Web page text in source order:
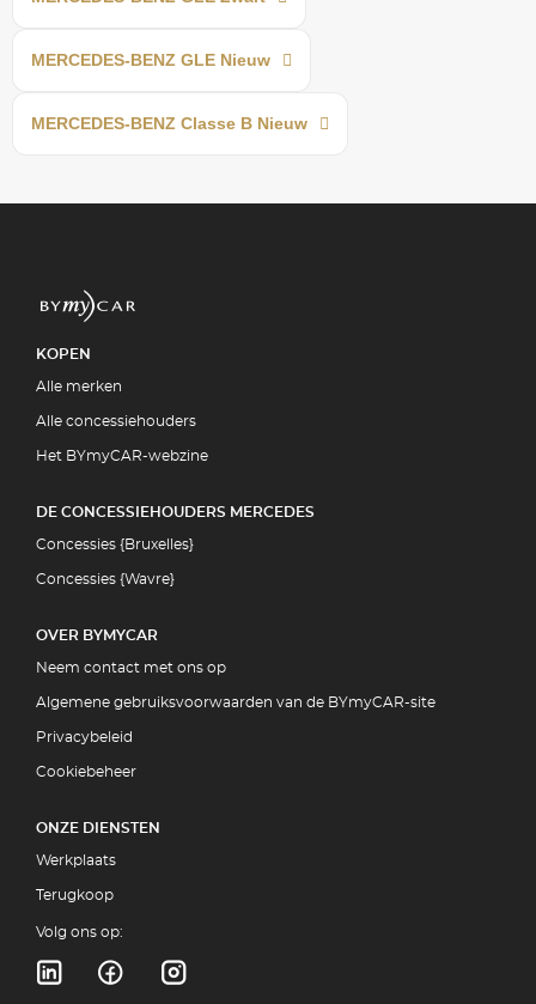
MERCEDES-BENZ GLE Nieuw
MERCEDES-BENZ Classe B Nieuw
KOPEN
Alle merken
Alle concessiehouders
Het BYmyCAR-webzine
DE CONCESSIEHOUDERS MERCEDES
Concessies {Bruxelles}
Concessies {Wavre}
OVER BYMYCAR
Neem contact met ons op
Algemene gebruiksvoorwaarden van de BYmyCAR-site
Privacybeleid
Cookiebeheer
ONZE DIENSTEN
Werkplaats
Terugkoop
Volg ons op: